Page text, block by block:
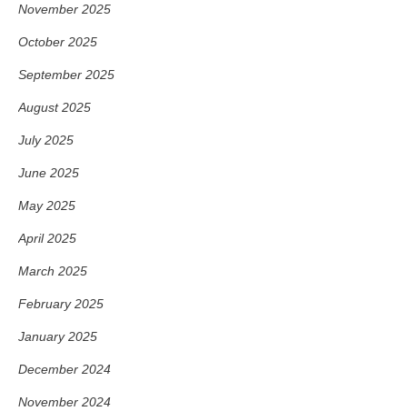
November 2025
October 2025
September 2025
August 2025
July 2025
June 2025
May 2025
April 2025
March 2025
February 2025
January 2025
December 2024
November 2024